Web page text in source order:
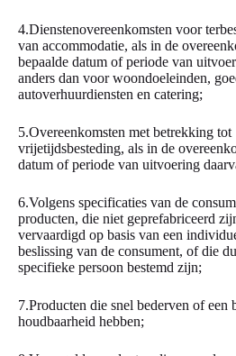
4.Dienstenovereenkomsten voor
van accommodatie, als in de
bepaalde datum of periode van
anders dan voor woondoeleinden,
autoverhuurdiensten en catering;
5.Overeenkomsten met betrekking tot
vrijetijdsbesteding, als in de
datum of periode van uitvoering
6.Volgens specificaties van de
producten, die niet geprefabriceerd
vervaardigd op basis van een
beslissing van de consument, of die
specifieke persoon bestemd zijn;
7.Producten die snel bederven of een
houdbaarheid hebben;